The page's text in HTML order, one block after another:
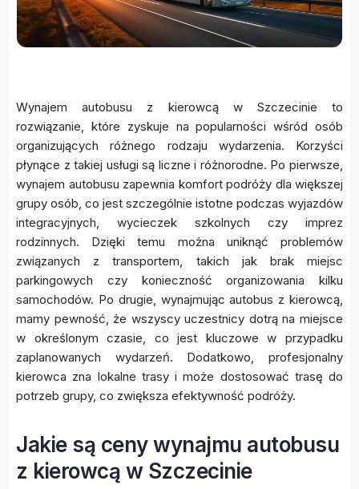
Wynajem autobusu z kierowcą w Szczecinie to
rozwiązanie, które zyskuje na popularności wśród osób
organizujących różnego rodzaju wydarzenia. Korzyści
płynące z takiej usługi są liczne i różnorodne. Po pierwsze,
wynajem autobusu zapewnia komfort podróży dla większej
grupy osób, co jest szczególnie istotne podczas wyjazdów
integracyjnych, wycieczek szkolnych czy imprez
rodzinnych. Dzięki temu można uniknąć problemów
związanych z transportem, takich jak brak miejsc
parkingowych czy konieczność organizowania kilku
samochodów. Po drugie, wynajmując autobus z kierowcą,
mamy pewność, że wszyscy uczestnicy dotrą na miejsce
w określonym czasie, co jest kluczowe w przypadku
zaplanowanych wydarzeń. Dodatkowo, profesjonalny
kierowca zna lokalne trasy i może dostosować trasę do
potrzeb grupy, co zwiększa efektywność podróży.
Jakie są ceny wynajmu autobusu
z kierowcą w Szczecinie